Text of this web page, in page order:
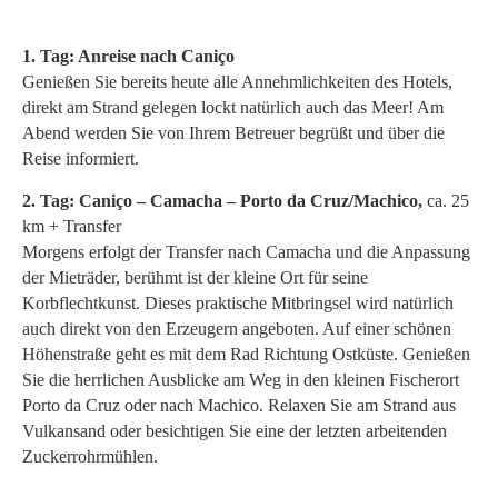
1. Tag: Anreise nach Caniço
Genießen Sie bereits heute alle Annehmlichkeiten des Hotels,
direkt am Strand gelegen lockt natürlich auch das Meer! Am
Abend werden Sie von Ihrem Betreuer begrüßt und über die
Reise informiert.
2. Tag: Caniço – Camacha – Porto da Cruz/Machico, ca. 25
km + Transfer
Morgens erfolgt der Transfer nach Camacha und die Anpassung
der Mieträder, berühmt ist der kleine Ort für seine
Korbflechtkunst. Dieses praktische Mitbringsel wird natürlich
auch direkt von den Erzeugern angeboten. Auf einer schönen
Höhenstraße geht es mit dem Rad Richtung Ostküste. Genießen
Sie die herrlichen Ausblicke am Weg in den kleinen Fischerort
Porto da Cruz oder nach Machico. Relaxen Sie am Strand aus
Vulkansand oder besichtigen Sie eine der letzten arbeitenden
Zuckerrohrmühlen.